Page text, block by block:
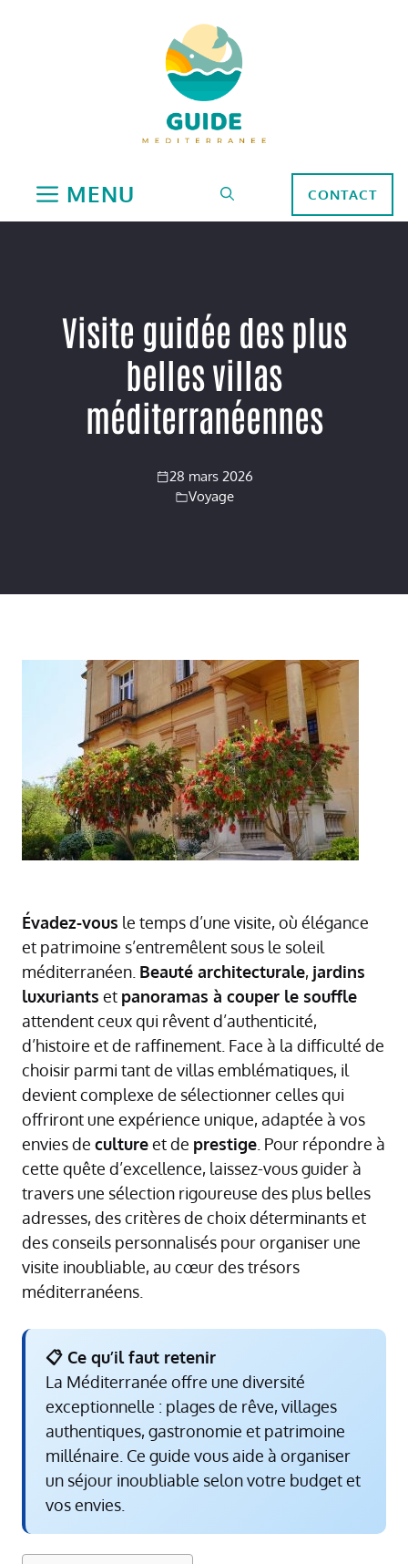
MENU CONTACT
Visite guidée des plus
belles villas
méditerranéennes
28 mars 2026
Voyage
Évadez-vous le temps d’une visite, où élégance
et patrimoine s’entremêlent sous le soleil
méditerranéen. Beauté architecturale, jardins
luxuriants et panoramas à couper le souffle
attendent ceux qui rêvent d’authenticité,
d’histoire et de raffinement. Face à la difficulté de
choisir parmi tant de villas emblématiques, il
devient complexe de sélectionner celles qui
offriront une expérience unique, adaptée à vos
envies de cultureet de prestige . Pour répondre à
cette quête d’excellence, laissez-vous guider à
travers une sélection rigoureuse des plus belles
adresses, des critères de choix déterminants et
des conseils personnalisés pour organiser une
visite inoubliable, au cœur des trésors
méditerranéens.
📋 Ce qu’il faut retenir
La Méditerranée offre une diversité
exceptionnelle : plages de rêve, villages
authentiques, gastronomie et patrimoine
millénaire. Ce guide vous aide à organiser
un séjour inoubliable selon votre budget et
vos envies.